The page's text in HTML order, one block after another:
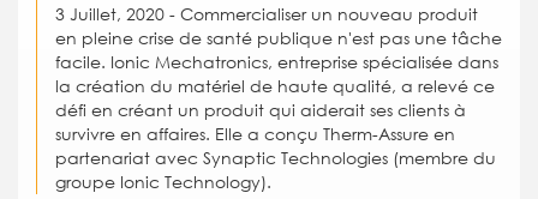
3 Juillet, 2020 - Commercialiser un nouveau produit
en pleine crise de santé publique n'est pas une tâche
facile. Ionic Mechatronics, entreprise spécialisée dans
la création du matériel de haute qualité, a relevé ce
défi en créant un produit qui aiderait ses clients à
survivre en affaires. Elle a conçu Therm-Assure en
partenariat avec Synaptic Technologies (membre du
groupe Ionic Technology).